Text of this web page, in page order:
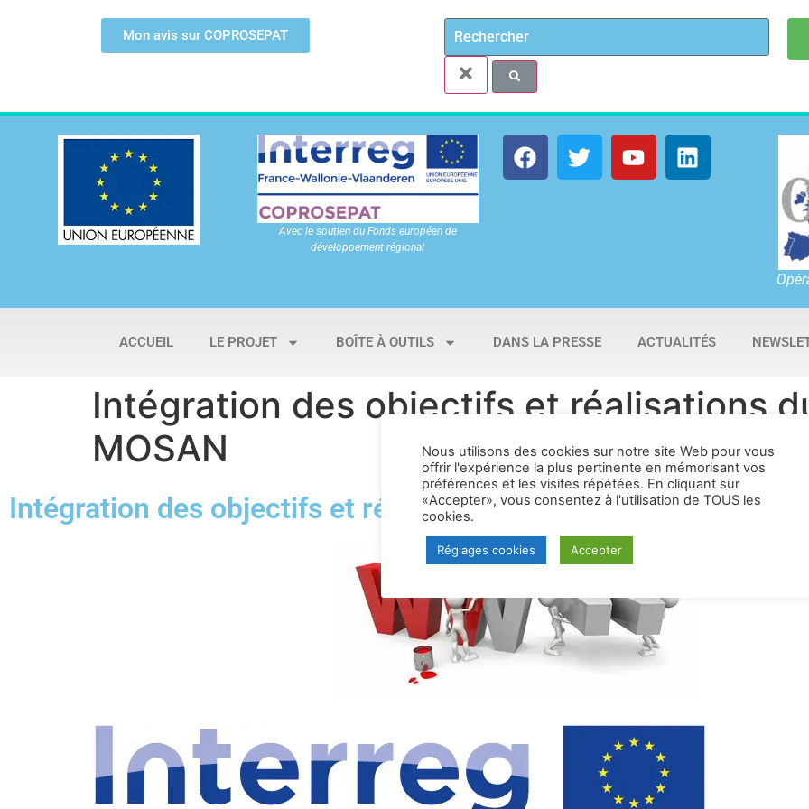
Mon avis sur COPROSEPAT
Avec le soutien du Fonds européen de
développement régional
ACCUEIL LE PROJET BOÎTE À OUTILS DANS LA PRESSE ACTUALITÉS
Intégration des objectifs et réalisations
MOSAN
Intégration des objectifs et réalisations du micro-projet
Nous utilisons des cookies sur notre site Web pour vous
offrir l'expérience la plus pertinente en mémorisant vos
préférences et les visites répétées. En cliquant sur
«Accepter», vous consentez à l'utilisation de TOUS les
cookies.
Réglages cookies Accepter